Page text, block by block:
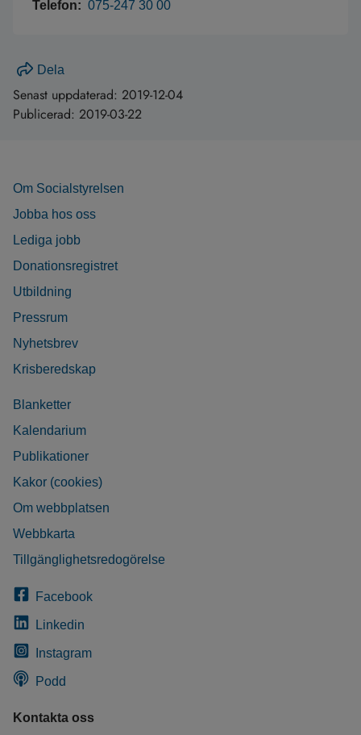
Telefon: 075-247 30 00
Dela
Senast uppdaterad: 2019-12-04
Publicerad: 2019-03-22
Om Socialstyrelsen
Jobba hos oss
Lediga jobb
Donationsregistret
Utbildning
Pressrum
Nyhetsbrev
Krisberedskap
Blanketter
Kalendarium
Publikationer
Kakor (cookies)
Om webbplatsen
Webbkarta
Tillgänglighetsredogörelse
Facebook
Linkedin
Instagram
Podd
Kontakta oss